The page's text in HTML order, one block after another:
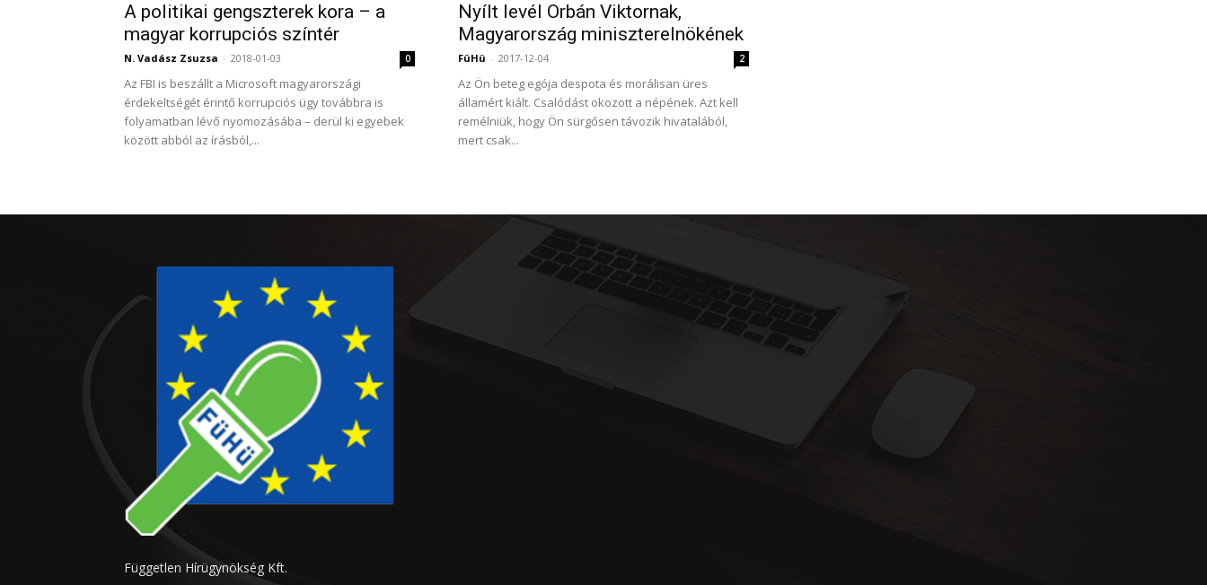
A politikai gengszterek kora – a
magyar korrupciós színtér
N. Vadász Zsuzsa - 2018-01-03 0
Az FBI is beszállt a Microsoft magyarországi
érdekeltségét érintő korrupciós ügy továbbra is
folyamatban lévő nyomozásába – derül ki egyebek
között abból az írásból,...
Nyílt levél Orbán Viktornak,
Magyarország miniszterelnökének
FüHü - 2017-12-04 2
Az Ön beteg egója despota és morálisan üres
államért kiált. Csalódást okozott a népének. Azt kell
remélniük, hogy Ön sürgősen távozik hivatalából,
mert csak...
Független Hírügynökség Kft.